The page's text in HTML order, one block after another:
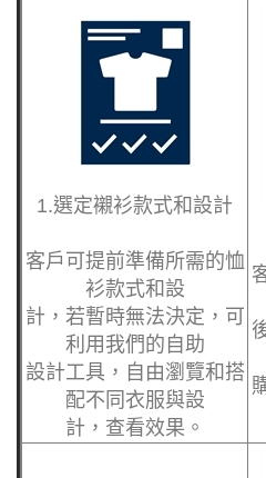
1.選定襯衫款式和設計
客戶可提前準備所需的恤
衫款式和設
計，若暫時無法決定 ，可
利用我們的自助
設計工具，自由瀏覽和搭
配不同衣服與設
計，查看效果。